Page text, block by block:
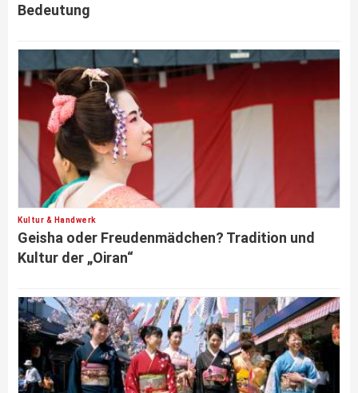
Bedeutung
Kultur & Handwerk
Geisha oder Freudenmädchen? Tradition und
Kultur der „Oiran“